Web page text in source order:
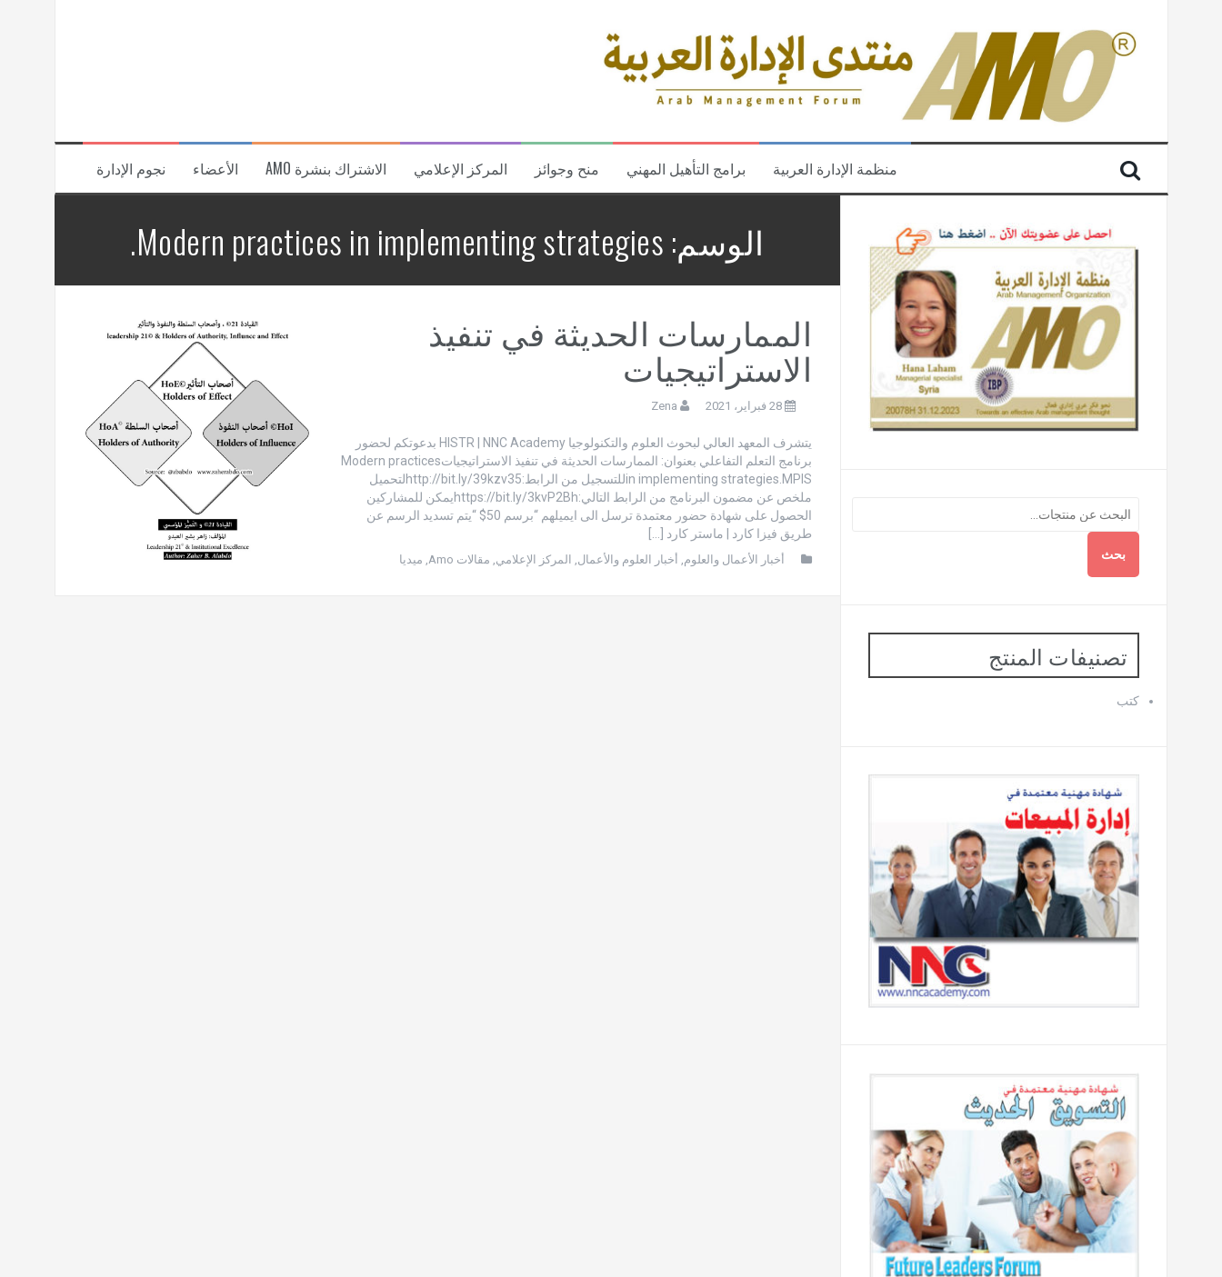
نجوم الإدارة الأعضاء الاشتراك بنشرة AMO المركز الإعلامي منح وجوائز برامج التأهيل المهني منظمة الإدارة العربية
الوسم: Modern practices in implementing strategies.
الممارسات الحديثة في تنفيذ
الاستراتيجيات
28 فبراير، 2021 Zena
يتشرف المعهد العالي لبحوث العلوم والتكنولوجيا HISTR | NNC Academy بدعوتكم لحضور
برنامج التعلم التفاعلي بعنوان: الممارسات الحديثة في تنفيذ الاستراتيجياتModern practices
in implementing strategies.MPISللتسجيل من الرابط:http://bit.ly/39kzv35لتحميل
ملخص عن مضمون البرنامج من الرابط التالي:https://bit.ly/3kvP2Bhيمكن للمشاركين
الحصول على شهادة حضور معتمدة ترسل الى ايميلهم “برسم 50$ “يتم تسديد الرسم عن
طريق فيزا كارد | ماستر كارد […]
أخبار الأعمال والعلوم أخبار العلوم والأعمال المركز الإعلامي مقالات Amo ميديا بحث
تصنيفات المنتج
كتب